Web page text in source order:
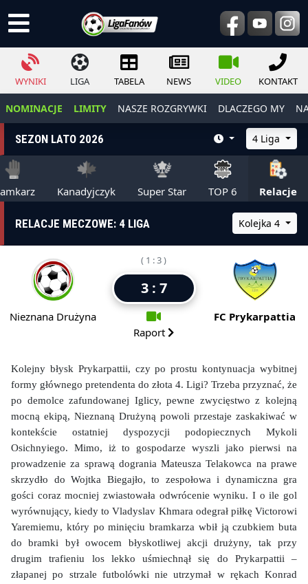
WYNIKI LIGA TABELA NEWS VIDEO KONTAKT
NOMINACJE LIMITY NASZE ROZGRYWKI DLACZEGO MY
SEZON LATO 2026 4 Liga
Kanadyjczyk Super Star TOP 6 Relacje
RELACJE MECZOWE: 4 LIGA Kolejka 4
Nieznana Drużyna
( 1 : 3 )
3 : 7
Raport
FC Prykarpattia
Kolejny błysk Prykarpattii, czy po prostu kontynuacja wybitnej
formy głównego pretendenta do złota 4. Ligi? Trzeba przyznać, że
po demolce zafundowanej Iglicy, pewne zwycięstwo z kolejną
mocną ekipą, Nieznaną Drużyną powoli przestaje zaskakiwać w
kontekście ostatniej dyspozycji podopiecznych Mykoli
Osichnyiego. Mimo, iż to gospodarze wyszli jako pierwsi na
prowadzenie za sprawą dogrania Mateusza Telakowca na prawe
skrzydło do Wojtka Biegajło, to zespołowa i dynamiczna gra
gości coraz mocniej zwiastowała odwrócenie wyniku. I o ile gol
wyrównujący, kiedy to Vladyslav Khmara odegrał piłkę Victorowi
Yaremiemu, który po minięciu bramkarza wbił ją czubkiem buta
do bramki był owocem błyskotliwej akcji drużyny, tak przy
drugim trafieniu los lekko uśmiechnął się do Prykarpattii –
złapanej po strzale futbolówki nie utrzymał w rękach Konrad